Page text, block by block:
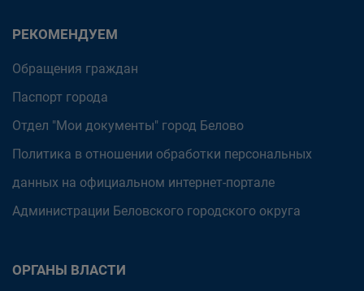
РЕКОМЕНДУЕМ
Обращения граждан
Паспорт города
Отдел "Мои документы" город Белово
Политика в отношении обработки персональных
данных на официальном интернет-портале
Администрации Беловского городского округа
ОРГАНЫ ВЛАСТИ